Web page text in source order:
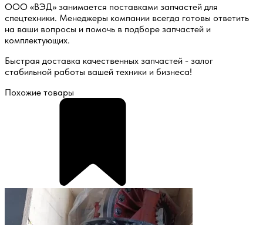
ООО «ВЭД» занимается поставками запчастей для
спецтехники. Менеджеры компании всегда готовы ответить
на ваши вопросы и помочь в подборе запчастей и
комплектующих.
Быстрая доставка качественных запчастей - залог
стабильной работы вашей техники и бизнеса!
Похожие товары